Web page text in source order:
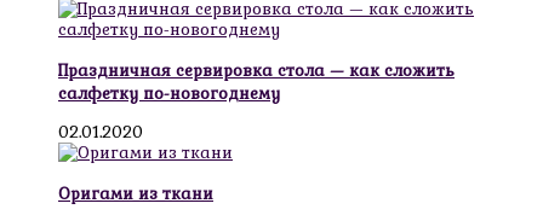
Праздничная сервировка стола — как сложить
салфетку по-новогоднему
02.01.2020
Оригами из ткани